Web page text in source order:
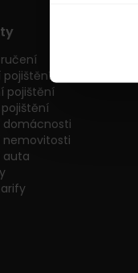
pojištění
pojištění
pojištění
domácnosti
nemovitosti
auta